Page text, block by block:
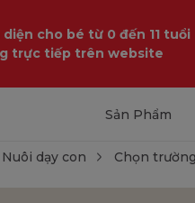
cho bé từ 0 đến 11 tuổi
trực tiếp trên website
Sản Phẩm
Nuôi dạy con Chọn trường